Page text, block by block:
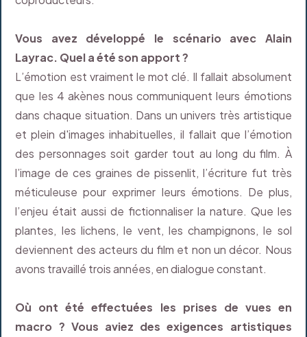
Vous avez développé le scénario avec Alain
Layrac. Quel a été son apport ?
L’émotion est vraiment le mot clé. Il fallait absolument
que les 4 akènes nous communiquent leurs émotions
dans chaque situation. Dans un univers très artistique
et plein d'images inhabituelles, il fallait que l’émotion
des personnages soit garder tout au long du film. À
l’image de ces graines de pissenlit, l’écriture fut très
méticuleuse pour exprimer leurs émotions. De plus,
l’enjeu était aussi de fictionnaliser la nature. Que les
plantes, les lichens, le vent, les champignons, le sol
deviennent des acteurs du film et non un décor. Nous
avons travaillé trois années, en dialogue constant.
Où ont été effectuées les prises de vues en
macro ? Vous aviez des exigences artistiques